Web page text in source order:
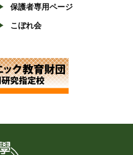
保護者専用ページ
こぼれ会